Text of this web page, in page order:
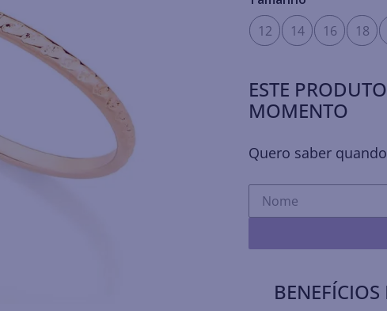
12
14 16 18
ESTE
MOMENTO
Quero saber